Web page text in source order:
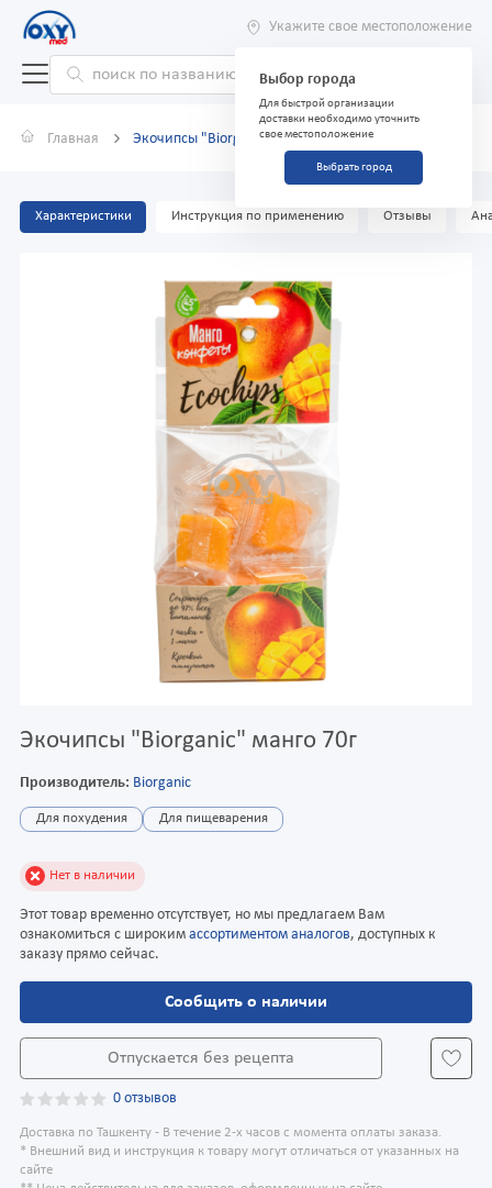
Укажите свое местоположение
Выбор города
Для быстрой организации
доставки необходимо уточнить
свое местоположение
Выбрать город
Главная Экочипсы "Biorganic" манго 70г
Характеристики Инструкция по применению Отзывы
Экочипсы "Biorganic" манго 70г
Производитель: Biorganic
Для похудения Для пищеварения
Нет в наличии
Этот товар временно отсутствует, но мы предлагаем Вам
ознакомиться с широким ассортиментом аналогов, доступных к
заказу прямо сейчас.
Сообщить о наличии
Отпускается без рецепта
0 отзывов
Доставка по Ташкенту - В течение 2-х часов с момента оплаты заказа.
* Внешний вид и инструкция к товару могут отличаться от указанных на
сайте